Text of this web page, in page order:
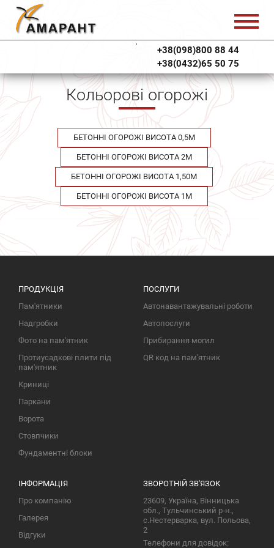
+38(098)800 88 44
+38(0432)65 50 75
Кольорові огорожі
БЕТОННІ ОГОРОЖІ ВИСОТА 0,5М
БЕТОННІ ОГОРОЖІ ВИСОТА 2М
БЕТОННІ ОГОРОЖІ ВИСОТА 1,50М
БЕТОННІ ОГОРОЖІ ВИСОТА 1М
ПРОДУКЦІЯ
Пам'ятники
Надгробки
Фото на пам'ятник
Протиусадкові плити під
пам'ятник
Криниці
Паркани
Ворота
Стовпчики
Фундаментні блоки
ПОСЛУГИ
Автонавантажувальні роботи
Автопослуги
Прибирання могил
QR код на пам'ятник
ІНФОРМАЦІЯ
Про компанію
Галерея
Відгуки
ЗВОРОТНІЙ ЗВ'ЯЗОК
23609, Україна, Вінницька
обл., Тульчинський р-н.,
с.Нестерварка, вул. Польова,
2
Телефони для довідок: